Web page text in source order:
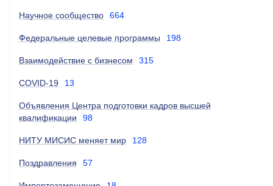
Научное сообщество 664
Федеральные целевые программы 198
Взаимодействие с бизнесом 315
COVID-19 13
Объявления Центра подготовки кадров высшей
квалификации
98
НИТУ МИСИС меняет мир 128
Поздравления 57